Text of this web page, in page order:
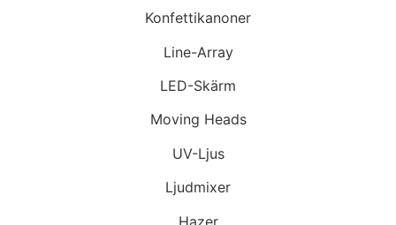
Konfettikanoner
Line-Array
LED-Skärm
Moving Heads
UV-Ljus
Ljudmixer
Hazer